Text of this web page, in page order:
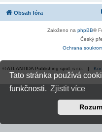
Tato stránka používá
funkčnosti. Zjistit více
Obsah fóra
Založeno na phpBB®
Český
Ochrana
© ATLANTIDA Publishing spol. s r.o. |